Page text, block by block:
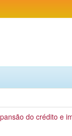
do crédito e